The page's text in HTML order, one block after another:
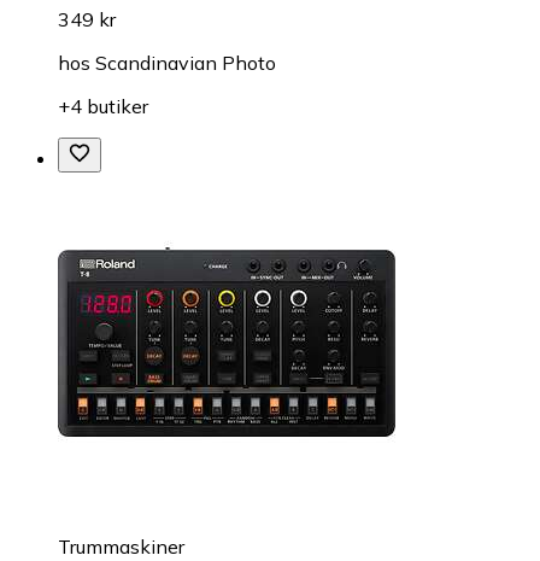
349 kr
hos Scandinavian Photo
+4 butiker
Trummaskiner